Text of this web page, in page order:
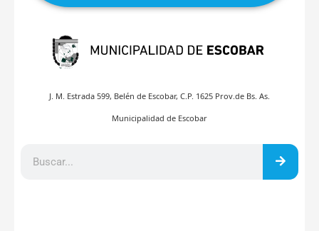
J. M. Estrada 599, Belén de Escobar, C.P. 1625 Prov.de Bs. As.
Municipalidad de Escobar